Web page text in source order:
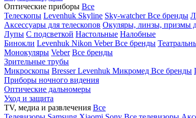
Оптические приборы Все
Телескопы Levenhuk Skyline Sky-watcherВсе бренды
Аксессуары для телескопов Окуляры, линзы, призмы
Лупы С подсветкой Настольные Налобные
Бинокли Levenhuk Nikon VeberВсе бренды
Монокуляры Veber Все бренды
Зрительные трубы
Микроскопы BresserLevenhuk Микромед Все бренды
Приборы ночного видения
Оптические дальномеры
Уход и защита
TV, медиа и развлечения Все